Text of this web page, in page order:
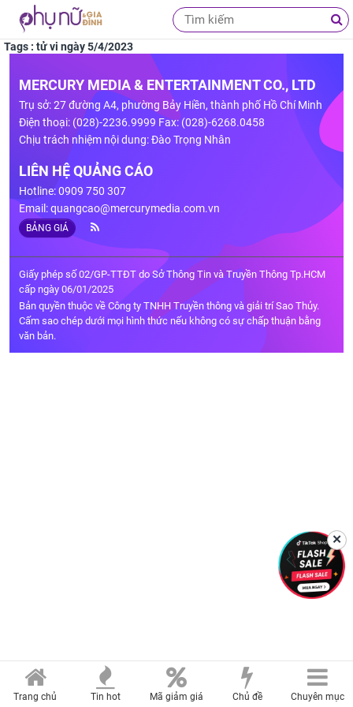
Tags : tử vi ngày 5/4/2023
MERCURY MEDIA & ENTERTAINMENT CO., LTD
Trụ sở: 27 đường A4, phường Bảy Hiền, thành phố Hồ Chí Minh
Điện thoại: (028)-2236.9999 Fax: (028)-6268.0458
Chịu trách nhiệm nội dung: Đào Trọng Nhân
LIÊN HỆ QUẢNG CÁO
Hotline: 0909 750 307
Email:quangcao@mercurymedia.com.vn
BẢNG GIÁ
Giấy phép số 02/GP-TTĐT do Sở Thông Tin và Truyền Thông Tp.HCM
cấp ngày 06/01/2025
Bản quyền thuộc về Công ty TNHH Truyền thông và giải trí Sao Thủy.
Cấm sao chép dưới mọi hình thức nếu không có sự chấp thuận bằng
văn bản.
Trang chủ Tin hot Mã giảm giá Chủ đề Chuyên mục
✕